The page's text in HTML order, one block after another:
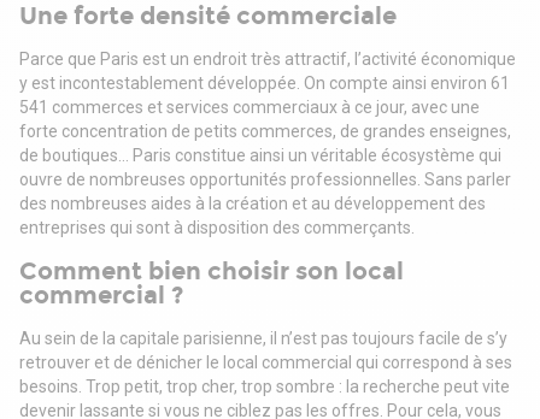
Une forte densité commerciale
Parce que Paris est un endroit très attractif, l’activité économique
y est incontestablement développée. On compte ainsi environ 61
541 commerces et services commerciaux à ce jour, avec une
forte concentration de petits commerces, de grandes enseignes,
de boutiques… Paris constitue ainsi un véritable écosystème qui
ouvre de nombreuses opportunités professionnelles. Sans parler
des nombreuses aides à la création et au développement des
entreprises qui sont à disposition des commerçants.
Comment bien choisir son local
commercial ?
Au sein de la capitale parisienne, il n’est pas toujours facile de s’y
retrouver et de dénicher le local commercial qui correspond à ses
besoins. Trop petit, trop cher, trop sombre : la recherche peut vite
devenir lassante si vous ne ciblez pas les offres. Pour cela, vous